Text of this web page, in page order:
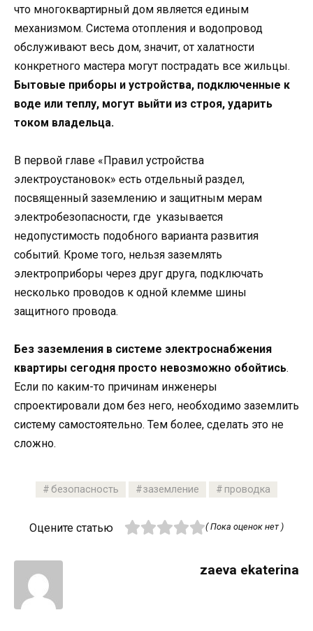
что многоквартирный дом является единым
механизмом. Система отопления и водопровод
обслуживают весь дом, значит, от халатности
конкретного мастера могут пострадать все жильцы.
Бытовые приборы и устройства, подключенные к
воде или теплу, могут выйти из строя, ударить
током владельца.
В первой главе «Правил устройства
электроустановок» есть отдельный раздел,
посвященный заземлению и защитным мерам
электробезопасности, где указывается
недопустимость подобного варианта развития
событий. Кроме того, нельзя заземлять
электроприборы через друг друга, подключать
несколько проводов к одной клемме шины
защитного провода.
Без заземления в системе электроснабжения
квартиры сегодня просто невозможно обойтись.
Если по каким-то причинам инженеры
спроектировали дом без него, необходимо заземлить
систему самостоятельно. Тем более, сделать это не
сложно.
безопасность заземление проводка
Оцените статью ( Пока оценок нет )
zaeva ekaterina